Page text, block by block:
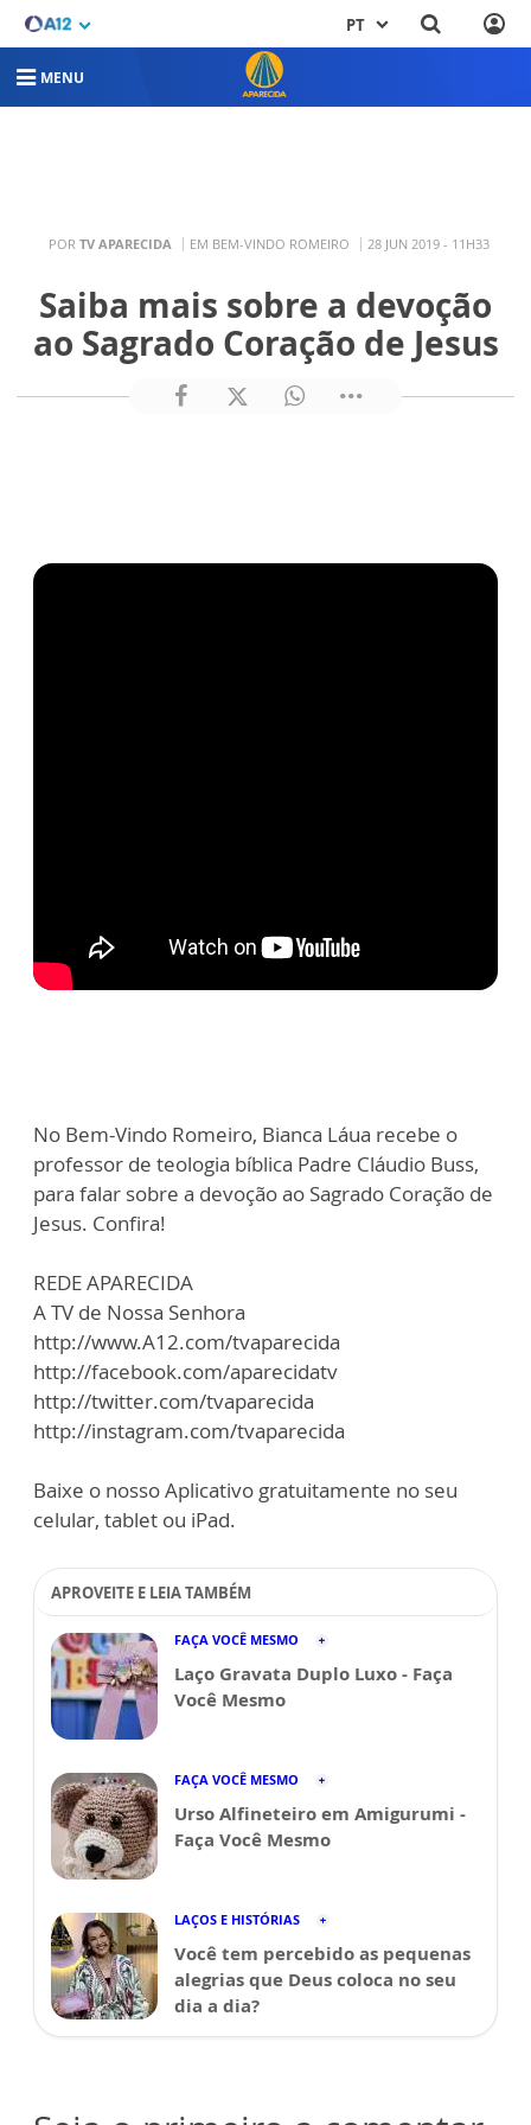
PT
MENU
POR TV APARECIDA EM BEM-VINDO ROMEIRO 28 JUN 2019 - 11H33
Saiba mais sobre a devoção
ao Sagrado Coração de Jesus
No Bem-Vindo Romeiro, Bianca Láua recebe o
professor de teologia bíblica Padre Cláudio Buss,
para falar sobre a devoção ao Sagrado Coração de
Jesus. Confira!
REDE APARECIDA
A TV de Nossa Senhora
http://www.A12.com/tvaparecida
http://facebook.com/aparecidatv
http://twitter.com/tvaparecida
http://instagram.com/tvaparecida
Baixe o nosso Aplicativo gratuitamente no seu
celular, tablet ou iPad.
APROVEITE E LEIA TAMBÉM
FAÇA VOCÊ MESMO
Laço Gravata Duplo Luxo - Faça
Você Mesmo
FAÇA VOCÊ MESMO
Urso Alfineteiro em Amigurumi -
Faça Você Mesmo
LAÇOS E HISTÓRIAS
Você tem percebido as pequenas
alegrias que Deus coloca no seu
dia a dia?